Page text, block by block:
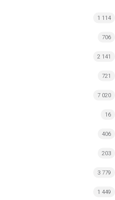
1 114
706
2 141
721
7 020
16
406
203
3 779
1 449